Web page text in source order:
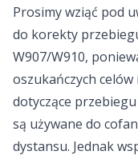
Prosimy wziąć pod
do korekty
W907/W910,
oszukańczych
dotyczące
są używane do
dystansu. Jednak